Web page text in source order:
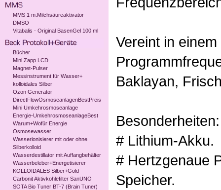
MMS 1 m.Milchsäureaktivator
DMSO
Vitabalis - Original BasenGel 100 ml
Bücher
Mini Zapp LCD
Magnet-Pulser
Messinstrument für Wasser+
kolloidales Silber
Ozon Generator
DirectFlowOsmoseanlagenBestPreis
Mini Umkehrosmoseanlage
Energie-UmkehrosmoseanlageBest
Warum+Wofür Energie
Osmosewasser
Wasserionisierer mit oder ohne
Silberkolloid
Wasserdestillator mit Auffangbehälter
Wasserbeleber+Energetisierer
KOLLOIDALES Silber+Gold
Carbonit Aktivkohlefilter SanUNO
SOTA Bio Tuner BT-7 (Brain Tuner)
Vereint in
Baklayan,
Besonderheiten:
# Lithium-Akku.
# Hertzgenaue
Speicher.